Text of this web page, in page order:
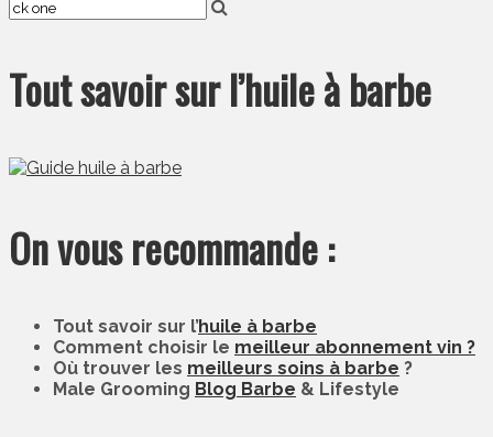
Tout savoir sur l’huile à barbe
On vous recommande :
Tout savoir sur l’huile à barbe
Comment choisir le meilleur abonnement vin ?
Où trouver les meilleurs soins à barbe ?
Male Grooming Blog Barbe & Lifestyle